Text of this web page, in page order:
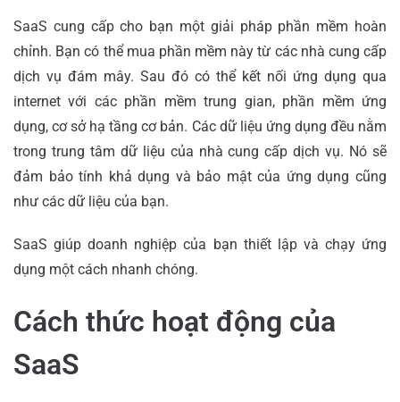
SaaS cung cấp cho bạn một giải pháp phần mềm hoàn
chỉnh. Bạn có thể mua phần mềm này từ các nhà cung cấp
dịch vụ đám mây. Sau đó có thể kết nối ứng dụng qua
internet với các phần mềm trung gian, phần mềm ứng
dụng, cơ sở hạ tầng cơ bản. Các dữ liệu ứng dụng đều nằm
trong trung tâm dữ liệu của nhà cung cấp dịch vụ. Nó sẽ
đảm bảo tính khả dụng và bảo mật của ứng dụng cũng
như các dữ liệu của bạn.
SaaS giúp doanh nghiệp của bạn thiết lập và chạy ứng
dụng một cách nhanh chóng.
Cách thức hoạt động của
SaaS